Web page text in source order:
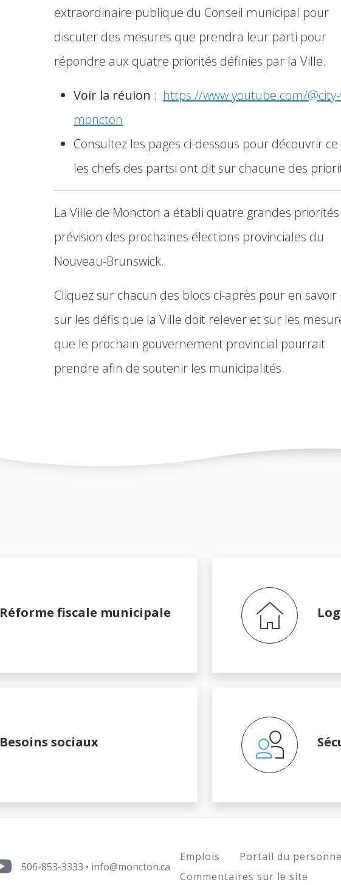
extraordinaire publique du Conseil municipal pour
discuter des mesures que prendra leur parti pour
répondre aux quatre priorités définies par la Ville.
Voir la réuion : https://www.youtube.com/
moncton
Consultez les pages ci-dessous pour découvrir
les chefs des partsi ont dit sur chacune des
La Ville de Moncton a établi quatre grandes
prévision des prochaines élections provinciales du
Nouveau-Brunswick.
Cliquez sur chacun des blocs ci-après pour en savoir
sur les défis que la Ville doit relever et sur les
que le prochain gouvernement provincial pourrait
prendre afin de soutenir les municipalités.
Réforme fiscale municipale
Besoins sociaux
506-853-3333 • info@moncton.ca Footer
Emplois
Portail du
Commentaires sur le site